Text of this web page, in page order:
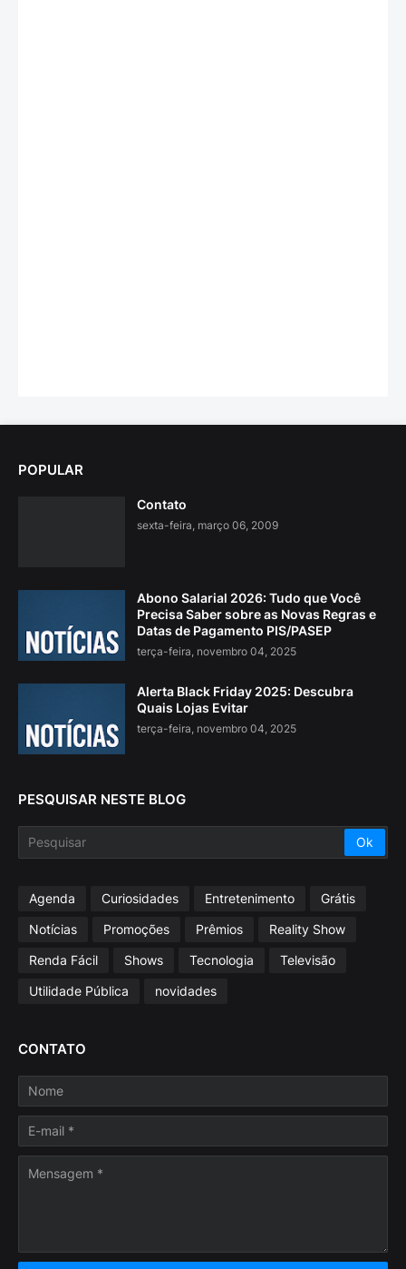
POPULAR
Contato
sexta-feira, março 06, 2009
Abono Salarial 2026: Tudo que Você
Precisa Saber sobre as Novas Regras e
Datas de Pagamento PIS/PASEP
terça-feira, novembro 04, 2025
Alerta Black Friday 2025: Descubra
Quais Lojas Evitar
terça-feira, novembro 04, 2025
PESQUISAR NESTE BLOG
Agenda Curiosidades Entretenimento
Grátis
Notícias
Promoções Prêmios
Reality Show
Renda Fácil
Shows Tecnologia
Televisão
Utilidade Pública
novidades
CONTATO